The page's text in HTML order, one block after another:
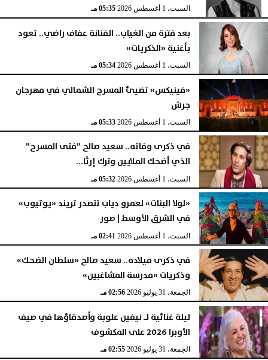
السبت، 1 أغسطس 2026 05:35 مـ
بعد فترة من الغياب.. الفنانة عفاف راضي.. تعود
بأغنية «الذكريات»
السبت، 1 أغسطس 2026 05:34 مـ
«فينيكس» تضيئ المسرح الشمالي في مهرجان
جرش
السبت، 1 أغسطس 2026 05:33 مـ
في ذكرى وفاته.. سعيد صالح ”فتى المسرح”
الذي أضحك الملايين وترك إرثًا...
السبت، 1 أغسطس 2026 05:32 مـ
«لولا البنات» لعمرو دياب تتصدر تريند «يوتيوب»
في الشرق الأوسط | صور
السبت، 1 أغسطس 2026 02:41 مـ
في ذكرى ميلاده.. سعيد صالح «سلطان الضحك»
وذكريات «مدرسة المشاغبين»
الجمعة، 31 يوليو 2026 02:56 مـ
ليلة غنائية لـ نيفين علوبة وأصدقاؤها في صيف
الأوبرا 2026 على المكشوف
الجمعة، 31 يوليو 2026 02:55 مـ